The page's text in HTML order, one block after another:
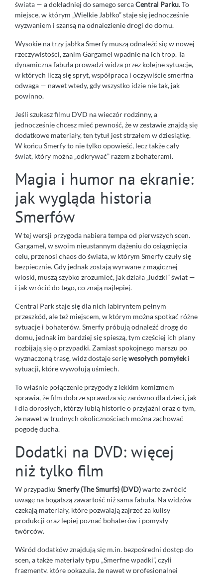
świata — a dokładniej do samego sercaCentral Parku. To
miejsce, w którym „Wielkie Jabłko” staje się jednocześnie
wyzwaniem i szansą na odnalezienie drogi do domu.
Wysokie na trzy jabłka Smerfy muszą odnaleźć się w nowej
rzeczywistości, zanim Gargamel wpadnie na ich trop. Ta
dynamiczna fabuła prowadzi widza przez kolejne sytuacje,
w których liczą się spryt, współpraca i oczywiście smerfna
odwaga — nawet wtedy, gdy wszystko idzie nie tak, jak
powinno.
Jeśli szukasz filmu DVD na wieczór rodzinny, a
jednocześnie chcesz mieć pewność, że w zestawie znajdą się
dodatkowe materiały, ten tytuł jest strzałem w dziesiątkę.
W końcu Smerfy to nie tylko opowieść, lecz także cały
świat, który można „odkrywać” razem z bohaterami.
Magia i humor na ekranie:
jak wygląda historia
Smerfów
W tej wersji przygoda nabiera tempa od pierwszych scen.
Gargamel, w swoim nieustannym dążeniu do osiągnięcia
celu, przenosi chaos do świata, w którym Smerfy czuły się
bezpiecznie. Gdy jednak zostają wyrwane z magicznej
wioski, muszą szybko zrozumieć, jak działa „ludzki” świat —
i jak wrócić do tego, co znają najlepiej.
Central Park staje się dla nich labiryntem pełnym
przeszkód, ale też miejscem, w którym można spotkać różne
sytuacje i bohaterów. Smerfy próbują odnaleźć drogę do
domu, jednak im bardziej się spieszą, tym częściej ich plany
rozbijają się o przypadki. Zamiast spokojnego marszu po
wyznaczoną trasę, widz dostaje serięwesołych pomyłeki
sytuacji, które wywołują uśmiech.
To właśnie połączenie przygody z lekkim komizmem
sprawia, że film dobrze sprawdza się zarówno dla dzieci, jak
i dla dorosłych, którzy lubią historie o przyjaźni oraz o tym,
że nawet w trudnych okolicznościach można zachować
pogodę ducha.
Dodatki na DVD: więcej
niż tylko film
W przypadku Smerfy (The Smurfs) (DVD)warto zwrócić
uwagę na bogatszą zawartość niż sama fabuła. Na widzów
czekają materiały, które pozwalają zajrzeć za kulisy
produkcji oraz lepiej poznać bohaterów i pomysły
twórców.
Wśród dodatków znajdują się m.in. bezpośredni dostęp do
scen, a także materiały typu „Smerfne wpadki”, czyli
fragmenty, które pokazują, że nawet w profesjonalnej